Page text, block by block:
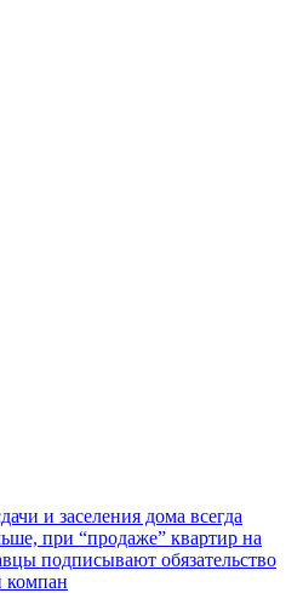
и заселения дома всегда
при “продаже” квартир на
подписывают обязательство
компан